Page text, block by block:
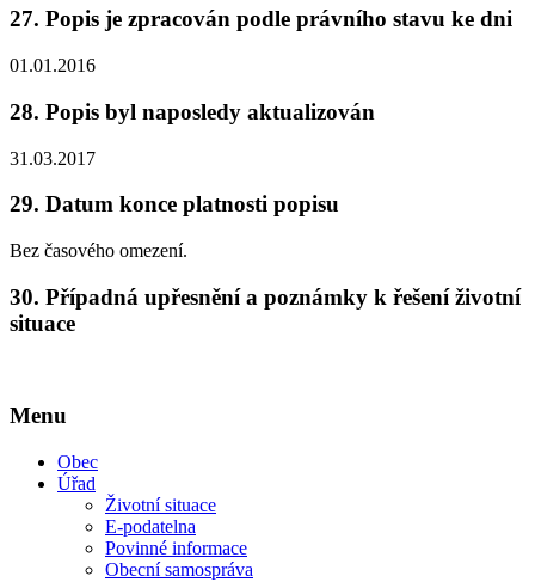
27. Popis je zpracován podle právního stavu ke dni
01.01.2016
28. Popis byl naposledy aktualizován
31.03.2017
29. Datum konce platnosti popisu
Bez časového omezení.
30. Případná upřesnění a poznámky k řešení životní
situace
Menu
Obec
Úřad
Životní situace
E-podatelna
Povinné informace
Obecní samospráva